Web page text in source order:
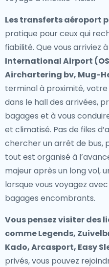
Les transferts aéroport
pratique pour ceux qui
fiabilité. Que vous arriviez à
International Airport
Airchartering bv, Mug-
terminal à proximité,
dans le hall des arrivées,
bagages et à vous
et climatisé. Pas de files
chercher un arrêt de bus,
tout est organisé à
majeur après un long vol,
lorsque vous voyagez
bagages encombrants.
Vous pensez visiter des
comme Legends,
Kado, Arcasport, Easy
privés, vous pouvez